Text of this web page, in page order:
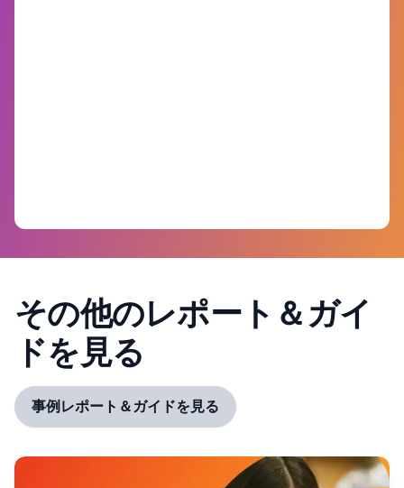
その他のレポート＆ガイ
ドを見る
事例レポート＆ガイドを見る